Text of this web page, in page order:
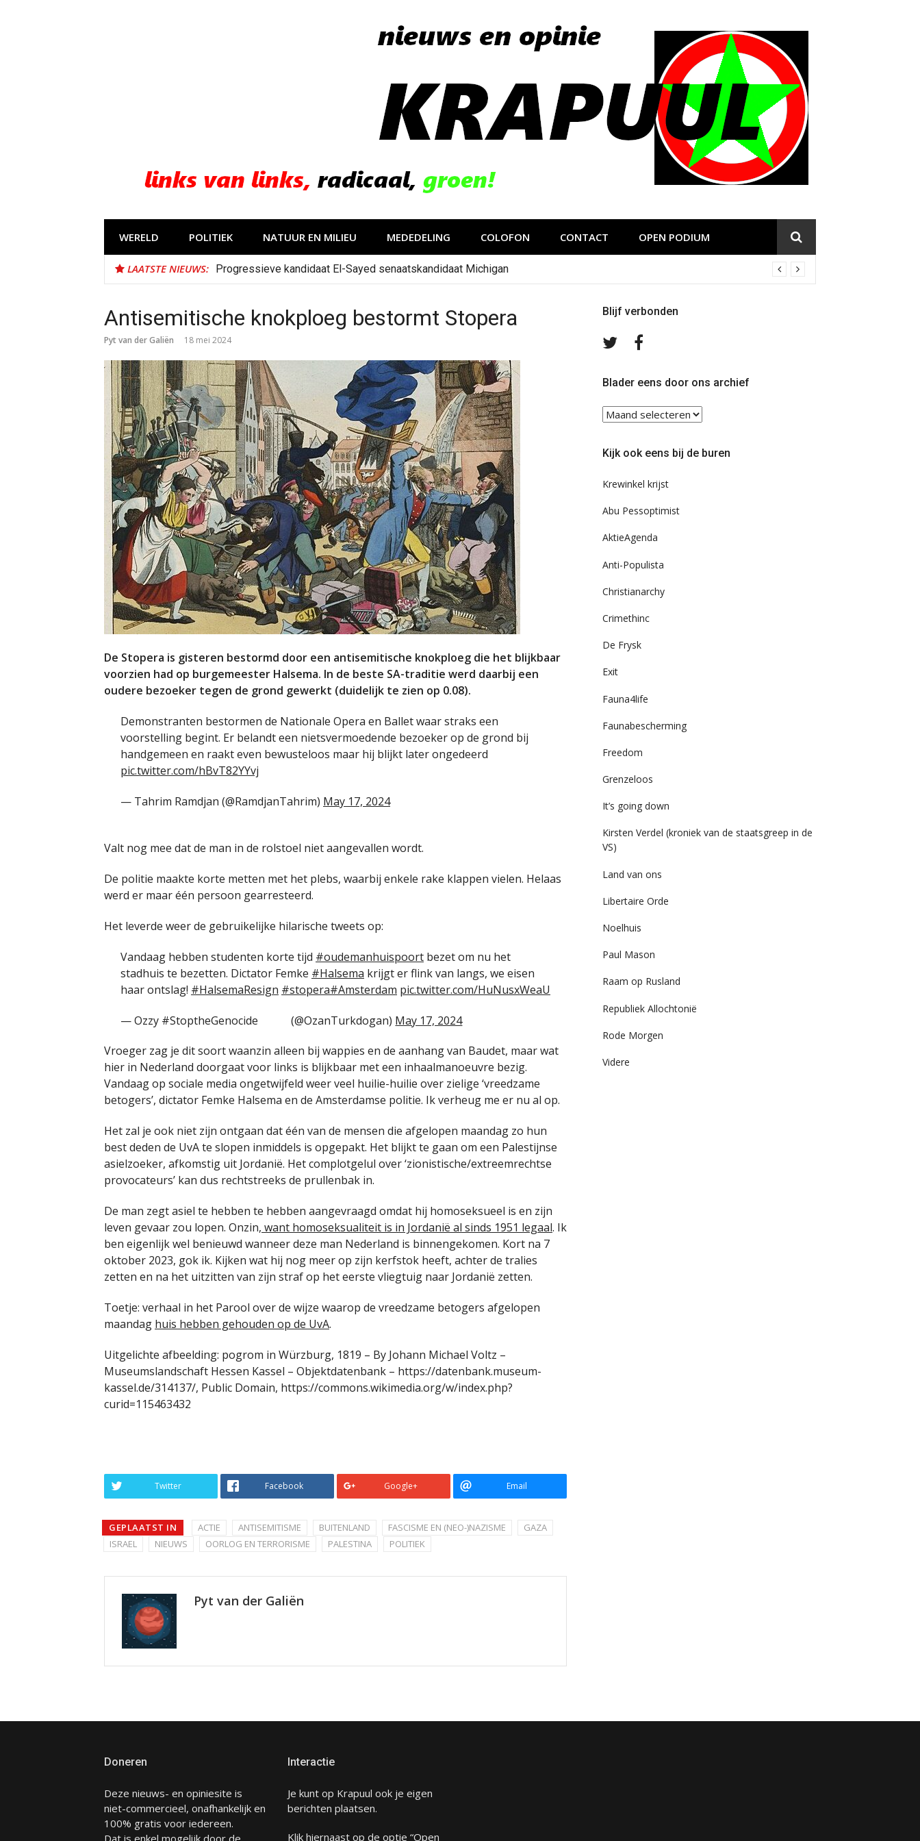
WERELD POLITIEK NATUUR EN MILIEU MEDEDELING COLOFON CONTACT OPEN PODIUM
LAATSTE NIEUWS: Progressieve kandidaat El-Sayed senaatskandidaat Michigan
Antisemitische knokploeg bestormt Stopera
Pyt van der Galiën 18 mei 2024
De Stopera is gisteren bestormd door een antisemitische knokploeg die het blijkbaar
voorzien had op burgemeester Halsema. In de beste SA-traditie werd daarbij een
oudere bezoeker tegen de grond gewerkt (duidelijk te zien op 0.08).
Demonstranten bestormen de Nationale Opera en Ballet waar straks een
voorstelling begint. Er belandt een nietsvermoedende bezoeker op de grond bij
handgemeen en raakt even bewusteloos maar hij blijkt later ongedeerd
pic.twitter.com/hBvT82YYvj
— Tahrim Ramdjan (@RamdjanTahrim) May 17, 2024
Valt nog mee dat de man in de rolstoel niet aangevallen wordt.
De politie maakte korte metten met het plebs, waarbij enkele rake klappen vielen. Helaas
werd er maar één persoon gearresteerd.
Het leverde weer de gebruikelijke hilarische tweets op:
Vandaag hebben studenten korte tijd #oudemanhuispoort bezet om nu het
stadhuis te bezetten. Dictator Femke #Halsema krijgt er flink van langs, we eisen
haar ontslag! #HalsemaResign #stopera#Amsterdam pic.twitter.com/HuNusxWeaU
— Ozzy #StoptheGenocide (@OzanTurkdogan) May 17, 2024
Vroeger zag je dit soort waanzin alleen bij wappies en de aanhang van Baudet, maar wat
hier in Nederland doorgaat voor links is blijkbaar met een inhaalmanoeuvre bezig.
Vandaag op sociale media ongetwijfeld weer veel huilie-huilie over zielige ‘vreedzame
betogers’, dictator Femke Halsema en de Amsterdamse politie. Ik verheug me er nu al op.
Het zal je ook niet zijn ontgaan dat één van de mensen die afgelopen maandag zo hun
best deden de UvA te slopen inmiddels is opgepakt. Het blijkt te gaan om een Palestijnse
asielzoeker, afkomstig uit Jordanië. Het complotgelul over ‘zionistische/extreemrechtse
provocateurs’ kan dus rechtstreeks de prullenbak in.
De man zegt asiel te hebben te hebben aangevraagd omdat hij homoseksueel is en zijn
leven gevaar zou lopen. Onzin, want homoseksualiteit is in Jordanië al sinds 1951 legaal. Ik
ben eigenlijk wel benieuwd wanneer deze man Nederland is binnengekomen. Kort na 7
oktober 2023, gok ik. Kijken wat hij nog meer op zijn kerfstok heeft, achter de tralies
zetten en na het uitzitten van zijn straf op het eerste vliegtuig naar Jordanië zetten.
Toetje: verhaal in het Parool over de wijze waarop de vreedzame betogers afgelopen
maandag huis hebben gehouden op de UvA.
Uitgelichte afbeelding: pogrom in Würzburg, 1819 – By Johann Michael Voltz –
Museumslandschaft Hessen Kassel – Objektdatenbank – https://datenbank.museum-
kassel.de/314137/, Public Domain, https://commons.wikimedia.org/w/index.php?
curid=115463432
Twitter Facebook Google+ Email
GEPLAATST IN ACTIE ANTISEMITISME BUITENLAND FASCISME EN (NEO-)NAZISME
GAZA
ISRAEL
NIEUWS OORLOG EN TERRORISME PALESTINA POLITIEK
Pyt van der Galiën
Blijf verbonden
Volg
TwitterFacebook
Blader eens door ons archief
Blader
eens
ons
Kijk ook eens bij de buren
Krewinkel krijst
Abu Pessoptimist
AktieAgenda
Anti-Populista
Christianarchy
Crimethinc
De Frysk
Exit
Fauna4life
Faunabescherming
Freedom
Grenzeloos
It’s going down
Kirsten Verdel (kroniek van de staatsgreep in de
VS)
Land van ons
Libertaire Orde
Noelhuis
Paul Mason
Raam op Rusland
Republiek Allochtonië
Rode Morgen
Videre
Doneren
Deze nieuws- en opiniesite is
niet-commercieel, onafhankelijk en
100% gratis voor iedereen.
Interactie
Je kunt op Krapuul ook je eigen
berichten plaatsen.
Klik hiernaast op de optie “Open